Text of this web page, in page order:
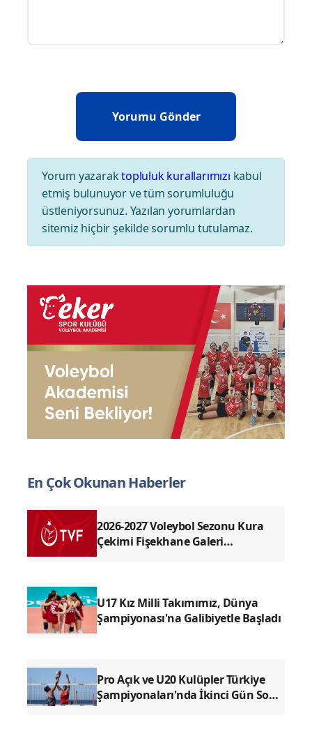
Yorum yazaraktopluluk kurallarımızı kabul
etmiş bulunuyor ve tüm sorumluluğu
üstleniyorsunuz. Yazılan yorumlardan
sitemiz hiçbir şekilde sorumlu tutulamaz.
En Çok Okunan Haberler
2026-2027 Voleybol Sezonu Kura
Çekimi Fişekhane Galeri
U17 Kız Milli Takımımız, Dünya
Şampiyonası'na Galibiyetle Başladı
Pro Açık ve U20 Kulüpler Türkiye
Şampiyonaları'nda İkinci Gün Sona